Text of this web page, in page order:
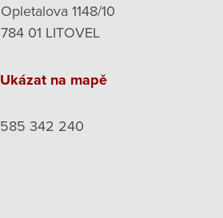
Opletalova 1148/10
784 01 LITOVEL
Ukázat na mapě
585 342 240